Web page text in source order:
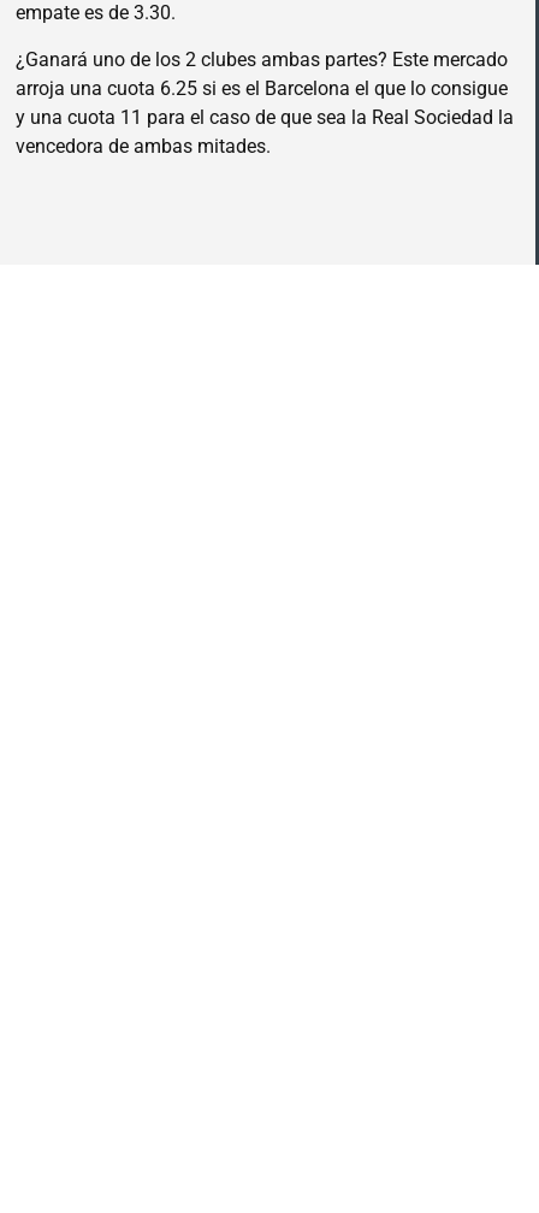
empate es de 3.30.
¿Ganará uno de los 2 clubes ambas partes? Este mercado
arroja una cuota 6.25 si es el Barcelona el que lo consigue
y una cuota 11 para el caso de que sea la Real Sociedad la
vencedora de ambas mitades.